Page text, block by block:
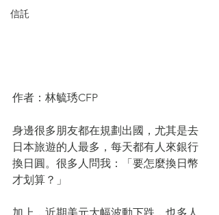
信託
作者：林毓琇CFP
身邊很多朋友都在規劃出國，尤其是去
日本旅遊的人最多，每天都有人來銀行
換日圓。很多人問我：「要怎麼換日幣
才划算？」